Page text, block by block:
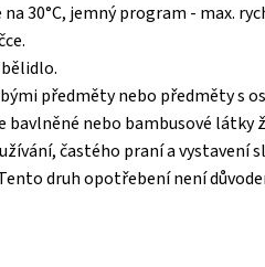
na 30°C, jemný program - max.
předměty nebo předměty s
bavlněné nebo bambusové látky
častého praní a
druh opotřebení není